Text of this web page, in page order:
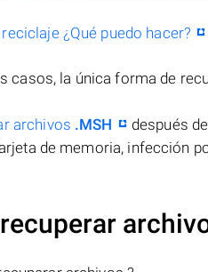
¿Qué puedo hacer?
casos, la única forma de
archivos .MSH
después
de memoria, infección